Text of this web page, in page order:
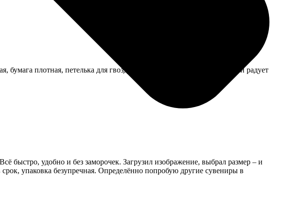
плотная, петелька для гвоздя крепкая. Теперь висит на кухне и радует
быстро, удобно и без заморочек. Загрузил изображение, выбрал размер – и
упаковка безупречная. Определённо попробую другие сувениры в